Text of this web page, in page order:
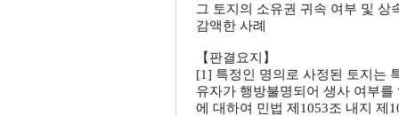
그 토지의 소유권 귀속 여부 및 상
감액한 사례
【판결요지】
[1] 특정인 명의로 사정된 토지는
유자가 행방불명되어 생사 여부
에 대하여 민법 제1053조 내지 제